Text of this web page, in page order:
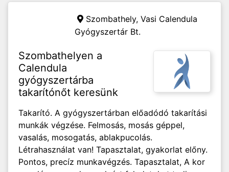
Szombathely, Vasi Calendula
Gyógyszertár Bt.
Szombathelyen a
Calendula
gyógyszertárba
takarítónőt keresünk
Takarító. A gyógyszertárban előadódó takarítási
munkák végzése. Felmosás, mosás géppel,
vasalás, mosogatás, ablakpucolás.
Létrahasználat van! Tapasztalat, gyakorlat előny.
Pontos, precíz munkavégzés. Tapasztalat, A kor